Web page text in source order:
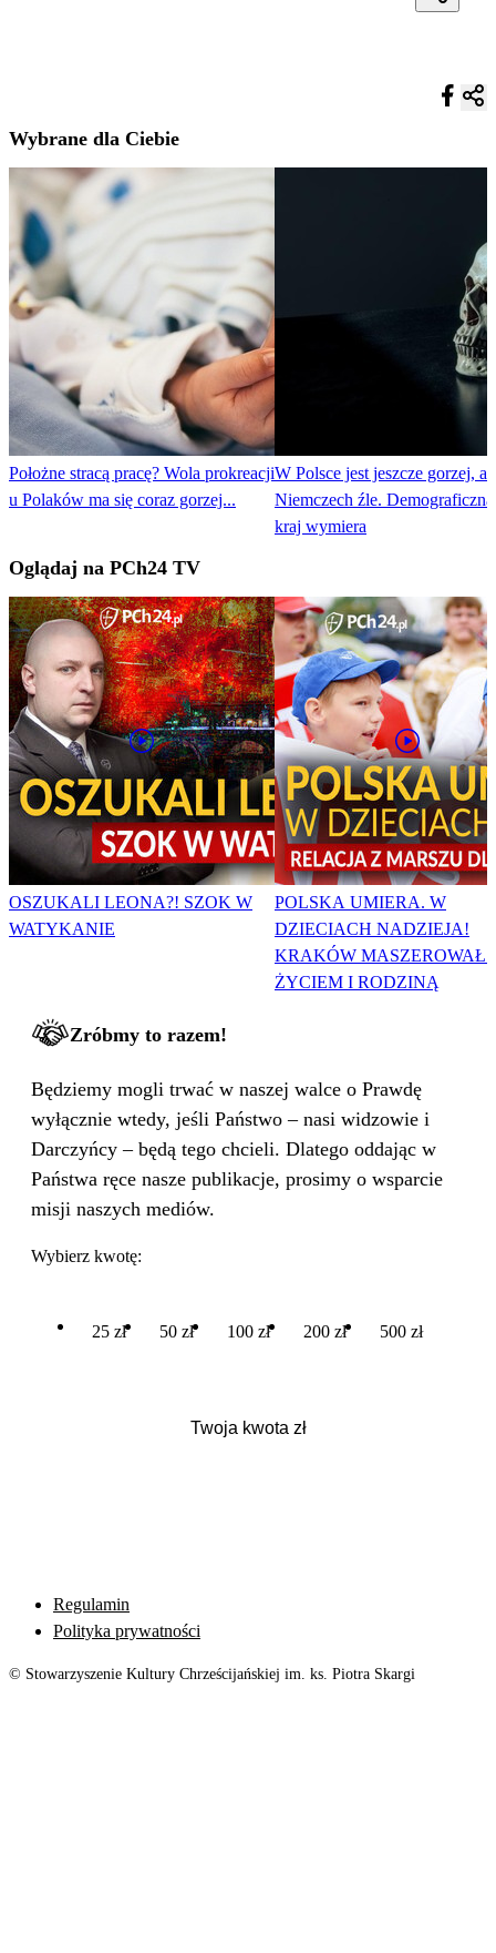
Wybrane dla Ciebie
Położne stracą pracę? Wola prokreacji
u Polaków ma się coraz gorzej...
W Polsce jest jeszcze gorzej,
Niemczech źle.
kraj wymiera
Oglądaj na PCh24 TV
OSZUKALI LEONA?! SZOK W
WATYKANIE
POLSKA UMIERA. W
DZIECIACH NADZIEJA!
KRAKÓW MASZEROWAŁ
ŻYCIEM I RODZINĄ
Zróbmy to razem!
Będziemy mogli trwać w naszej walce o Prawdę
wyłącznie wtedy, jeśli Państwo – nasi widzowie i
Darczyńcy – będą tego chcieli. Dlatego oddając w
Państwa ręce nasze publikacje, prosimy o wsparcie
misji naszych mediów.
Wybierz kwotę:
25 zł 50 zł 100 zł 200 zł 500 zł
Regulamin
Polityka prywatności
© Stowarzyszenie Kultury Chrześcijańskiej im. ks. Piotra Skargi